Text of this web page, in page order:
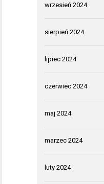
wrzesień 2024
sierpień 2024
lipiec 2024
czerwiec 2024
maj 2024
marzec 2024
luty 2024